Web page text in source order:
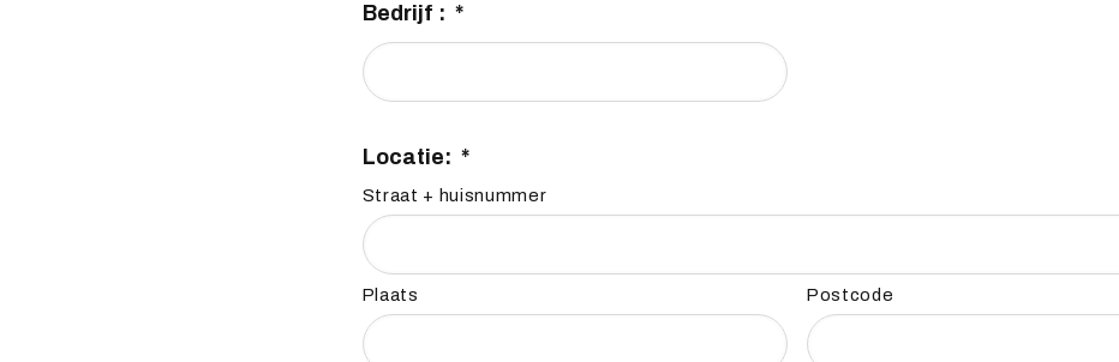
Bedrijf : *
Locatie: *
Straat + huisnummer
Plaats Postcode